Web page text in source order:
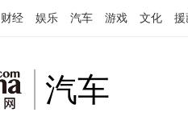
财经 娱乐 汽车 游戏 文化 援
汽车